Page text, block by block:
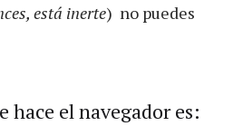
está inerte) no puedes
hace el navegador es: